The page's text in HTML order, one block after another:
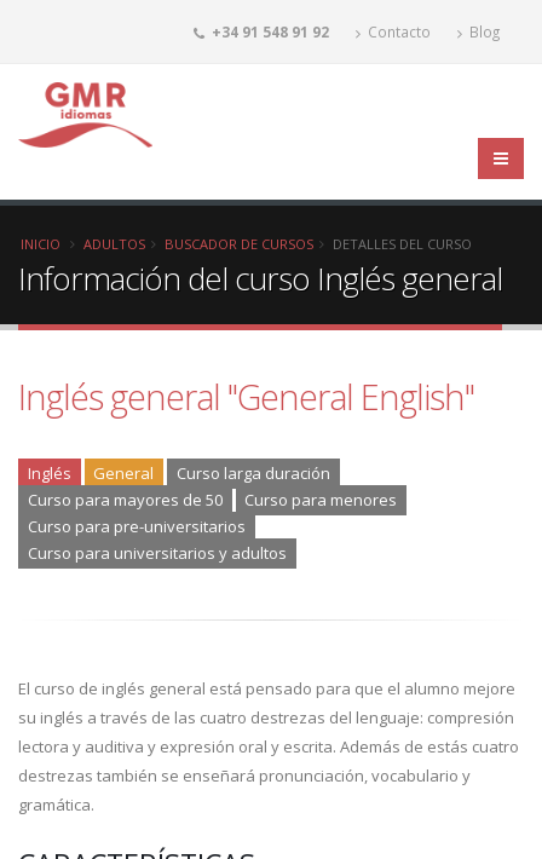
+34 91 548 91 92 Contacto Blog
INICIO ADULTOS BUSCADOR DE CURSOS DETALLES DEL CURSO
Información del curso Inglés general
Inglés general "General English"
Inglés General
Curso larga duración
Curso para mayores de 50
Curso para menores
Curso para pre-universitarios
Curso para universitarios y adultos
El curso de inglés general está pensado para que el alumno mejore
su inglés a través de las cuatro destrezas del lenguaje: compresión
lectora y auditiva y expresión oral y escrita. Además de estás cuatro
destrezas también se enseñará pronunciación, vocabulario y
gramática.